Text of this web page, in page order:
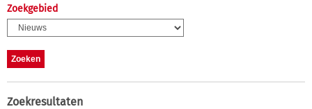
Zoekgebied
Zoekresultaten